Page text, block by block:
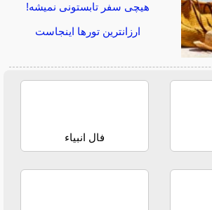
هیچی سفر تابستونی نمیشه!
ارزانترین تورها اینجاست
فال انبیاء